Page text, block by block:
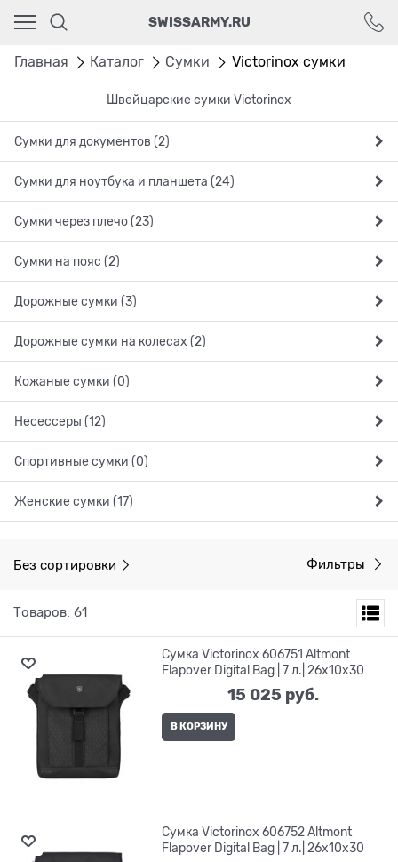
SWISSARMY.RU
Главная Каталог Cумки Victorinox cумки
Швейцарские сумки Victorinox
Сумки для документов (2)
Сумки для ноутбука и планшета (24)
Сумки через плечо (23)
Сумки на пояс (2)
Дорожные сумки (3)
Дорожные сумки на колесах (2)
Кожаные сумки (0)
Несессеры (12)
Спортивные сумки (0)
Женские сумки (17)
Без сортировки Фильтры
Товаров: 61
Сумка Victorinox 606751 Altmont
Flapover Digital Bag | 7 л.| 26x10x30
15 025 руб.
В КОРЗИНУ
Сумка Victorinox 606752 Altmont
Flapover Digital Bag | 7 л.| 26x10x30
Ваш город - Москва,
угадали?
ДА НЕТ